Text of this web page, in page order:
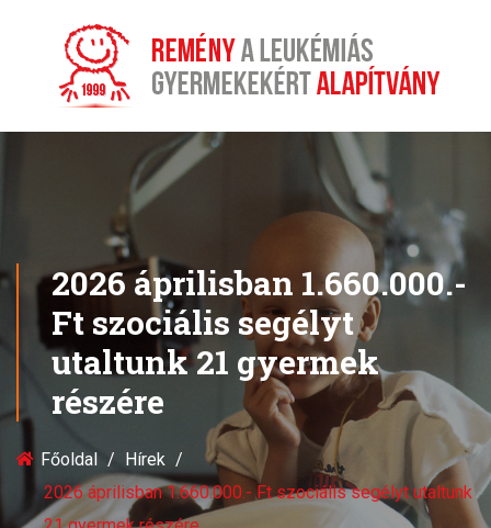
2026 áprilisban 1.660.000.-
Ft szociális segélyt
utaltunk 21 gyermek
részére
Főoldal
Hírek
2026 áprilisban 1.660.000.- Ft szociális segélyt utaltunk